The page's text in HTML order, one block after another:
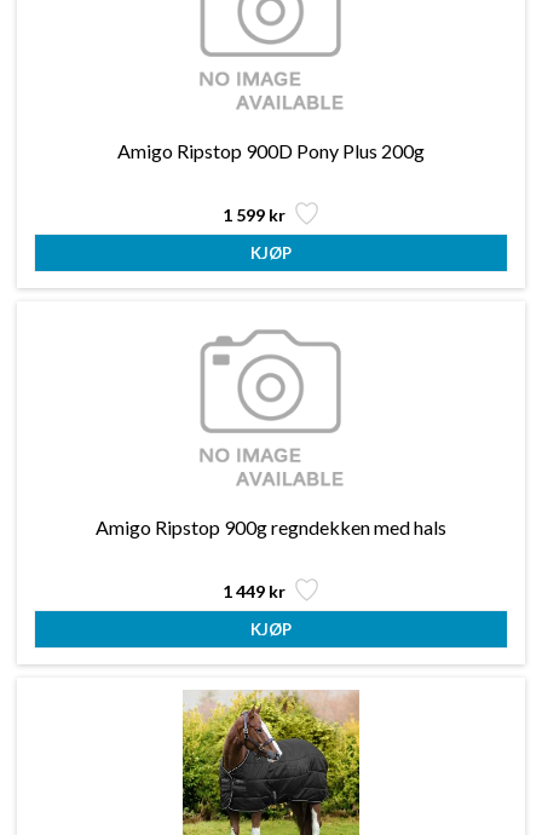
Amigo Ripstop 900D Pony Plus 200g
1 599 kr
Amigo Ripstop 900g regndekken med hals
1 449 kr